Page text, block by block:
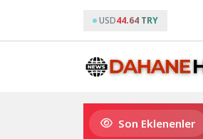
USD44.64 TRY
Son Eklenenler
Gupi ve Gülmeyen Kral